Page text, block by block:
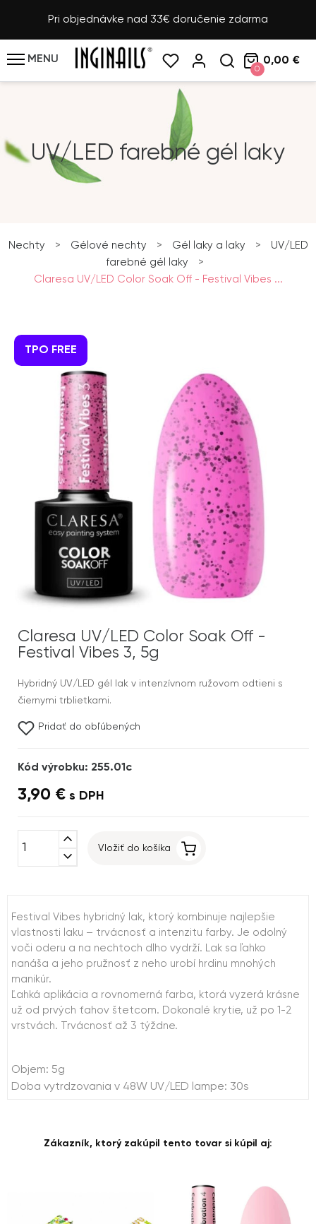
Pri objednávke nad 33€ doručenie zdarma
MENU
0
0,00 €
UV/LED farebné gél laky
Nechty > Gélové nechty > Gél laky a laky >
UV/LED
farebné gél laky
>
Claresa UV/LED Color Soak Off - Festival Vibes ...
TPO FREE
Claresa UV/LED Color Soak Off -
Festival Vibes 3, 5g
Hybridný UV/LED gél lak v intenzívnom ružovom odtieni s
čiernymi trblietkami.
Pridať do obľúbených
Kód výrobku: 255.01c
3,90 € s DPH
expand_less
expand_more
Vložiť do košíka
Festival Vibes hybridný lak, ktorý kombinuje najlepšie
vlastnosti laku – trvácnosť a intenzitu farby. Je odolný
voči oderu a na nechtoch dlho vydrží. Lak sa ľahko
nanáša a jeho pružnosť z neho urobí hrdinu mnohých
manikúr.
Ľahká aplikácia a rovnomerná farba, ktorá vyzerá krásne
už od prvých ťahov štetcom. Dokonalé krytie, už po 1-2
vrstvách. Trvácnosť až 3 týždne.
Objem: 5g
Doba vytrdzovania v 48W UV/LED lampe: 30s
Zákazník, ktorý zakúpil tento tovar si kúpil aj: